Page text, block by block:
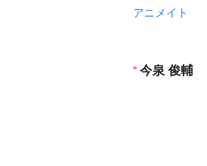
アニメイト
今泉 俊輔